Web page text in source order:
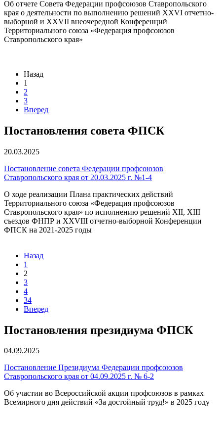
Об отчете Совета Федерации профсоюзов Ставропольского
края о деятельности по выполнению решений XXVI отчетно-
выборной и XXVII внеочередной Конференций
Территориального союза «Федерация профсоюзов
Ставропольского края»
Назад
1
2
3
Вперед
Постановления совета ФПСК
20.03.2025
Постановление совета Федерации профсоюзов
Ставропольского края от 20.03.2025 г. №1-4
О ходе реализации Плана практических действий
Территориального союза «Федерация профсоюзов
Ставропольского края» по исполнению решений XII, XIII
съездов ФНПР и XXVIII отчетно-выборной Конференции
ФПСК на 2021-2025 годы
Назад
1
2
3
4
34
Вперед
Постановления президиума ФПСК
04.09.2025
Постановление Президиума Федерации профсоюзов
Ставропольского края от 04.09.2025 г. № 6-2
Об участии во Всероссийской акции профсоюзов в рамках
Всемирного дня действий «За достойный труд!» в 2025 году